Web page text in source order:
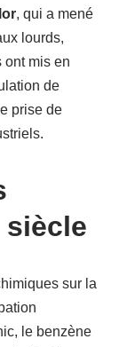
, qui a mené
lourds,
ont mis en
de
prise de
siècle
sur la
le benzène